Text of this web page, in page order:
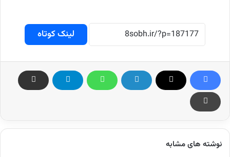
لینک کوتاه
نوشته های مشابه